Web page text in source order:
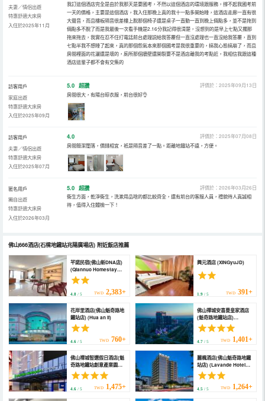
夫妻／情侶出遊
特惠舒適大床房
入住於2025年11月
我訂這個酒店完全是由於我那天是要國考，不然以這個酒店的環境跟服務，撐不起我國考前
一天的價格，主要是這個酒店，我入住那晚上真的我十一點多開始睡，這酒店走廊一直有很
大聲音，而且樓板隔音很差樓上脫那個椅子還是桌子一直動一直到晚上倆點多，並不是拖到
倆點多不脫了而是我最後一次看手機是2.16分我記得很清楚，沒想到的是早上七點又擱那
拖來拖去，我實在忍不住打電話前台處理説給我答覆但一直沒處理也一直沒給我答覆，直到
七點半我不想睡了起來，真的那個怨氣本來那個國考是我很重要的，搞我心態搞崩了，而且
房間裡面的花灑還是壞的，廁所那個牆壁還開裂要不是酒店離我的考點近，我相信我跟這種
酒店這輩子都不會有交集的
訪客用戶
家庭出遊
特惠舒適大床房
入住於2025年09月
5.0 超讚
評價於：2025年09月13日
房間很大，有陽台晾衣服，前台很好👌
訪客用戶
夫妻／情侶出遊
特惠舒適大床房
入住於2025年07月
4.0
評價於：2025年07月08日
房間簡潔闊落，價錢相宜，衹是隔音差了一點。距離地鐵站不遠，方便。
匿名用戶
獨自出遊
特惠舒適大床房
入住於2026年03月
5.0 超讚
評價於：2026年03月26日
衞生方面，乾淨衞生，洗漱用品啥的都比較齊全，還有前台的客服人員，禮貌待人真誠相
待，值得入住體檢一下！
佛山666酒店(石樑地鐵站兆陽廣場店) 附近飯店推薦
芊諾民宿(佛山新DNA店)
(Qiannuo Homestay
(Foshan New DNA))
4.8 / 5 TWD 2,383+
興元酒店 (XINGyuJD)
1.9/ 5 TWD 391+
花岸里酒店(佛山魁奇路地
鐵站店) (Hua an li)
4.6 / 5 TWD 760+
佛山禪城安喜曼皇家酒店
(魁奇路地鐵站店)
(Foshan Chancheng
Anxi Man Royal Hotel
(Quaiqi Road Subway
4.7/ 5 TWD 1,401+
佛山禪城智選假日酒店(魁
奇路地鐵站創意產業園店)
(Holiday Inn Express
FOSHAN CHANCHENG
by IHG)
4.6 / 5 TWD 1,475+
麗楓酒店(佛山魁奇路地鐵
站店) (Lavande Hotel
(Foshan Kuiqi Road
Metro Station))
4.5/ 5 TWD 1,264+